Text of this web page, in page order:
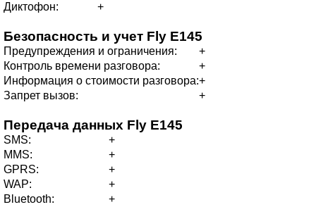
Диктофон:
+
Безопасность и учет Fly E145
Предупреждения и ограничения:
+
Контроль времени разговора:
+
Информация о стоимости разговора:+
Запрет вызов:
+
Передача данных Fly E145
SMS:
+
MMS:
+
GPRS:
+
WAP:
+
Bluetooth:
+